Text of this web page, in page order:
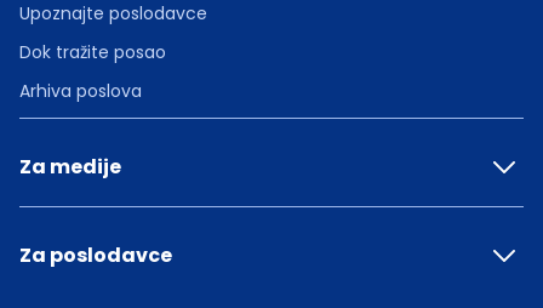
Upoznajte poslodavce
Dok tražite posao
Arhiva poslova
Za medije
Za poslodavce